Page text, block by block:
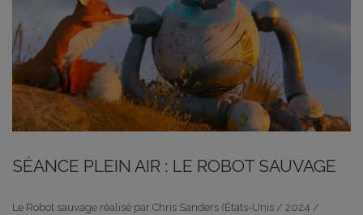
SÉANCE PLEIN AIR : LE ROBOT SAUVAGE
Le Robot sauvage réalisé par Chris Sanders (États-Unis / 2024 /